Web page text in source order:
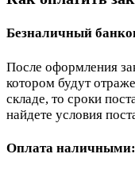
Безналичный
После оформления
котором будут
складе, то сроки
найдете условия
Оплата наличными: